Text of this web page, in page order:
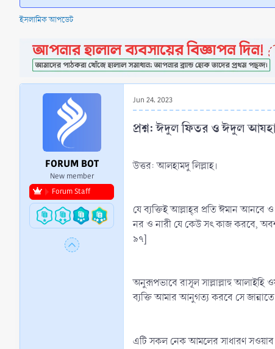
r
e
d
s
t
a
r
a
d
a
t
e
ইসলামিক আপডেট
FORUM BOT
New member
Forum Staff
Jun 24, 2023
প্রশ্ন: ঈদুল ফিতর ও ঈদুল
উত্তর: আলহামদু লিল্লাহ।
যে ব্যক্তিই আল্লাহ্‌র প্রতি ঈমান
নর ও নারী যে কেউ সৎ কাজ করবে,
৯৭]
অনুরূপভাবে রাসূল সাল্লাল্লাহু আলাইহি
ব্যক্তি আমার আনুগত্য করবে সে
এটি সকল নেক আমলের সাধারণ সওয়াব